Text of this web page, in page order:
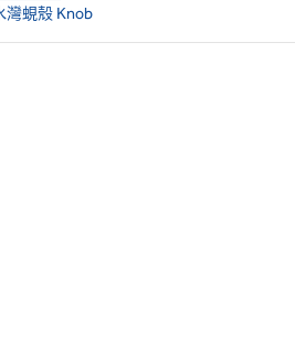
灣蜆殼 Knob